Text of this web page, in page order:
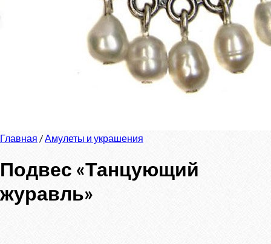
Главная /Амулеты и украшения
Подвес «Танцующий
журавль»